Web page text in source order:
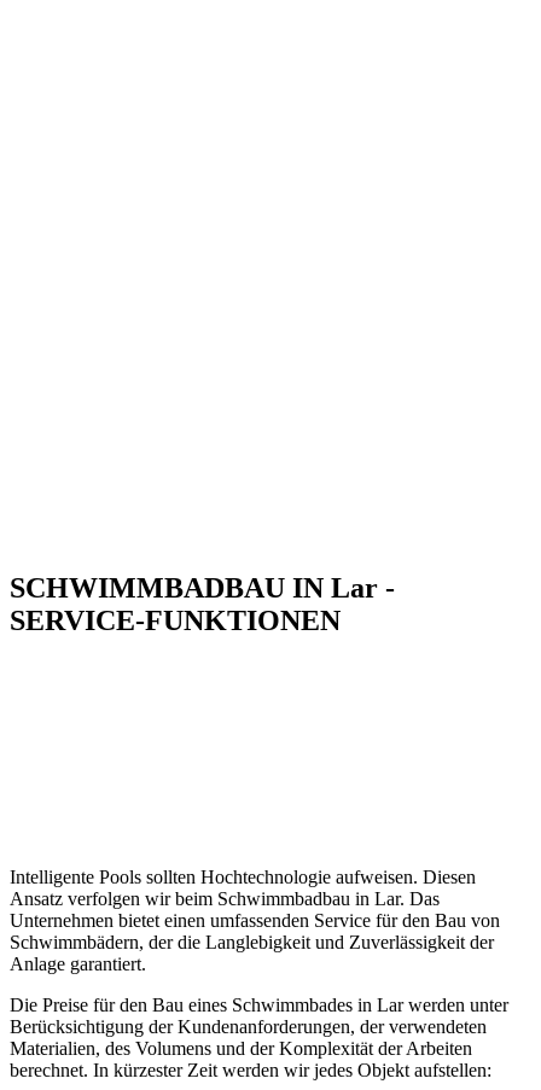
SCHWIMMBADBAU IN Lar -
SERVICE-FUNKTIONEN
Intelligente Pools sollten Hochtechnologie aufweisen. Diesen
Ansatz verfolgen wir beim Schwimmbadbau in Lar. Das
Unternehmen bietet einen umfassenden Service für den Bau von
Schwimmbädern, der die Langlebigkeit und Zuverlässigkeit der
Anlage garantiert.
Die Preise für den Bau eines Schwimmbades in Lar werden unter
Berücksichtigung der Kundenanforderungen, der verwendeten
Materialien, des Volumens und der Komplexität der Arbeiten
berechnet. In kürzester Zeit werden wir jedes Objekt aufstellen: